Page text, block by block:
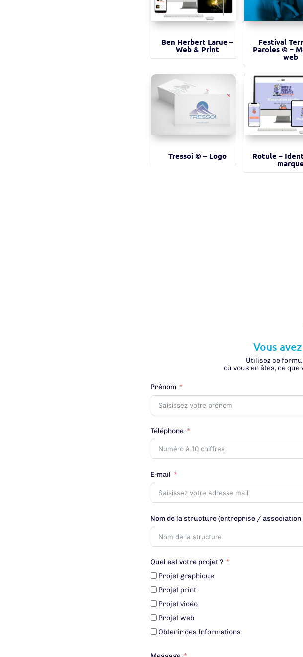
Ben Herbert Larue –
Web & Print
Festival
Paroles © –
web
Tressoi © – Logo Rotule –
marque
Vous
Utilisez ce
où vous en êtes, ce que
Prénom
Téléphone
E-mail
Nom de la structure (entreprise /
Quel est votre projet ?
Projet graphique
Projet print
Projet vidéo
Projet web
Obtenir des Informations